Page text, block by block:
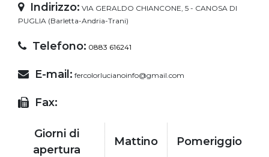
Indirizzo: VIA GERALDO CHIANCONE, 5 - CANOSA DI
PUGLIA (Barletta-Andria-Trani)
Telefono: 0883 616241
E-mail: fercolorlucianoinfo@gmail.com
Fax:
Giorni di
apertura
Mattino Pomeriggio